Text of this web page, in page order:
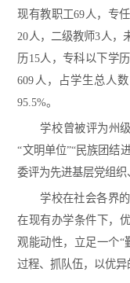
现有教职工69人，专
20人，二级教师3人，
历15人，专科以下学
609人，占学生总人
95.5%。
学校曾被评为州级“
“文明单位”“民族团结
委评为先进基层党组织
学校在社会各界的
在现有办学条件下，
观能动性，立足一个“
过程、抓队伍，以优异